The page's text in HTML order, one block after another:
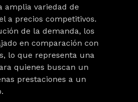
amplia variedad de
a precios competitivos.
de la demanda, los
en comparación con
lo que representa una
quienes buscan un
prestaciones a un